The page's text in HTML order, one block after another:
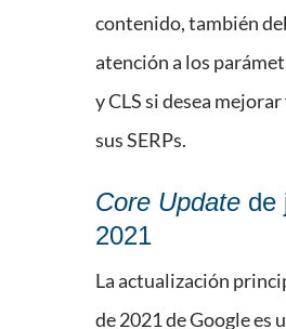
contenido, también
atención a los
y CLS si desea
sus SERPs.
Core Update de
2021
La actualización
de 2021 de Google es